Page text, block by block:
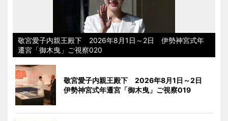
敬宮愛子内親王殿下 2026年8月1日～2日 伊勢神宮式年
遷宮「御木曳」ご視察020
敬宮愛子内親王殿下 2026年8月1日～2日
伊勢神宮式年遷宮「御木曳」ご視察019